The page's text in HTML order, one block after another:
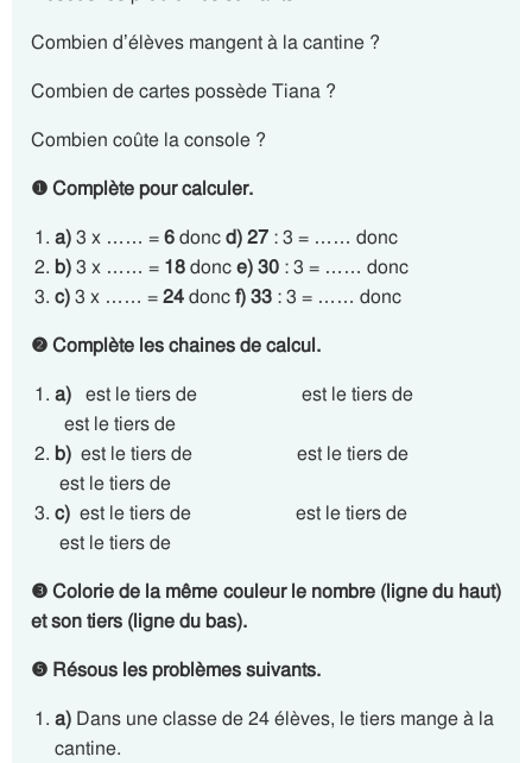
Combien d’élèves mangent à la cantine ?
Combien de cartes possède Tiana ?
Combien coûte la console ?
❶Complète pour calculer.
a)3 x …… =6doncd) 27 : 3 = …… donc
b)3 x …… = 18donce) 30 : 3 = …… donc
c)3 x …… =24doncf) 33 : 3 = …… donc
❷Complète les chaines de calcul.
a) est le tiers de est le tiers de
est le tiers de
b) est le tiers de est le tiers de
est le tiers de
c) est le tiers de est le tiers de
est le tiers de
❸Colorie de la même couleur le nombre (ligne du haut)
et son tiers (ligne du bas).
❺ Résous les problèmes suivants.
a) Dans une classe de 24 élèves, le tiers mange à la
cantine.